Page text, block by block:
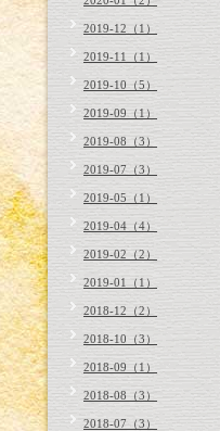
2019-12（1）
2019-11（1）
2019-10（5）
2019-09（1）
2019-08（3）
2019-07（3）
2019-05（1）
2019-04（4）
2019-02（2）
2019-01（1）
2018-12（2）
2018-10（3）
2018-09（1）
2018-08（3）
2018-07（3）